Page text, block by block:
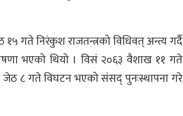
निरंकुश राजतन्त्रको विधिवत् अन्त्य गर्दै
भएको थियो । विसं २०६३ वैशाख ११ गते
जेठ ८ गते विघटन भएको संसद् पुनःस्थापना गरे